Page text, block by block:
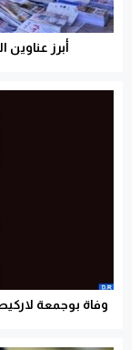
أبرز عناوين
وفاة بوجمعة